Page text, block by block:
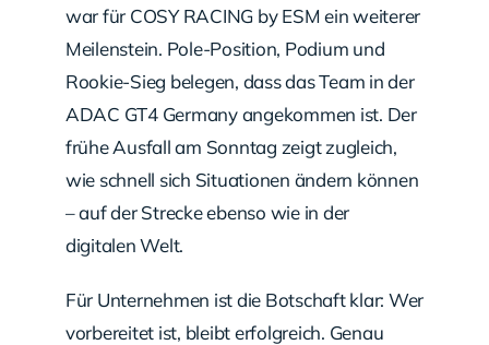
war für COSY RACING by ESM ein weiterer
Meilenstein. Pole-Position, Podium und
Rookie-Sieg belegen, dass das Team in der
ADAC GT4 Germany angekommen ist. Der
frühe Ausfall am Sonntag zeigt zugleich,
wie schnell sich Situationen ändern können
– auf der Strecke ebenso wie in der
digitalen Welt.
Für Unternehmen ist die Botschaft klar: Wer
vorbereitet ist, bleibt erfolgreich. Genau